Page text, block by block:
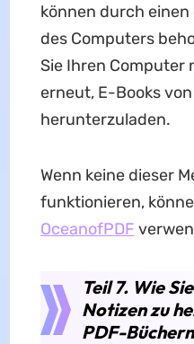
können durch
des Computers
Sie Ihren Computer
erneut, E-Books
herunterzuladen.
Wenn keine dieser
funktionieren,
OceanofPDF
Teil 7. Wie
Notizen zu
PDF-